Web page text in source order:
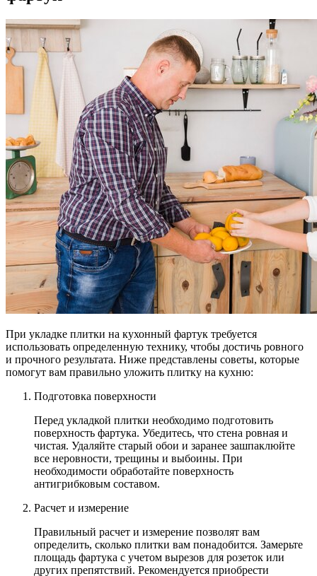
При укладке плитки на кухонный фартук требуется
использовать определенную технику, чтобы достичь ровного
и прочного результата. Ниже представлены советы, которые
помогут вам правильно уложить плитку на кухню:
Подготовка поверхности
Перед укладкой плитки необходимо подготовить
поверхность фартука. Убедитесь, что стена ровная и
чистая. Удаляйте старый обои и заранее зашпаклюйте
все неровности, трещины и выбоины. При
необходимости обработайте поверхность
антигрибковым составом.
Расчет и измерение
Правильный расчет и измерение позволят вам
определить, сколько плитки вам понадобится. Замерьте
площадь фартука с учетом вырезов для розеток или
других препятствий. Рекомендуется приобрести